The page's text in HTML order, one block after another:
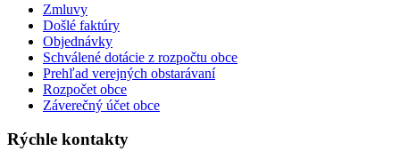
Zmluvy
Došlé faktúry
Objednávky
Schválené dotácie z rozpočtu obce
Prehľad verejných obstarávaní
Rozpočet obce
Záverečný účet obce
Rýchle kontakty